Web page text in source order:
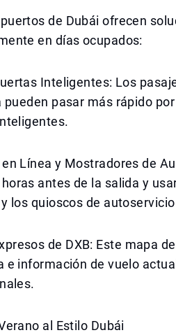
de Dubái ofrecen
en días ocupados:
Inteligentes: Los
pueden pasar más rápido
Línea y Mostradores de
antes de la salida y
los quioscos de
de DXB: Este mapa
e información de vuelo
al Estilo Dubái